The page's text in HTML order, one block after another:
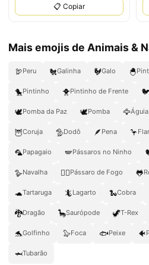
📋 Copiar
Mais emojis de Animais &
🦃Peru 🐔Galinha 🐓Galo 🐣
🐤Pintinho 🐥Pintinho de Frente 🐦
🕊️Pomba da Paz 🕊Pomba 🦅Águia
🦉Coruja 🦤Dodô 🪶 Pena 🦩
🦜Papagaio 🪽Pássaros no Ninho
🪿Navalha 🐦‍🔥Pássaro de Fogo 🐸
🐢Tartaruga 🦎Lagarto 🐍Cobra
🐉Dragão 🦕Saurópode 🦖T-Rex
🐬Golfinho 🦭Foca 🐟Peixe 🐠
🦈Tubarão